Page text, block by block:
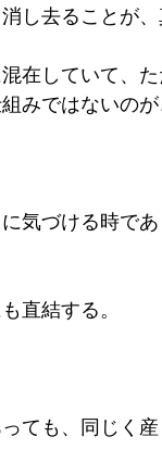
し去ることが、
在していて、
みではないの
気づける時で
直結する。
ても、同じく産